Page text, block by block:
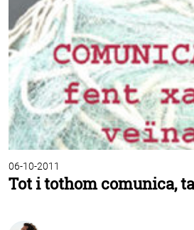
06-10-2011
Tot i tothom comunica,